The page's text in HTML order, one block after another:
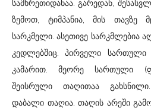
სამხრეთიდანაა. გარედან,
ზემოთ, ტიმპანია, მის თავზე
სარკმელი. ასეთივე სარკმლებია
კედლებშიც. პირველი სართული
კამარით. მეორე სართული
შეისრული თაღითაა
დაბალი თაღია. თაღის არეში